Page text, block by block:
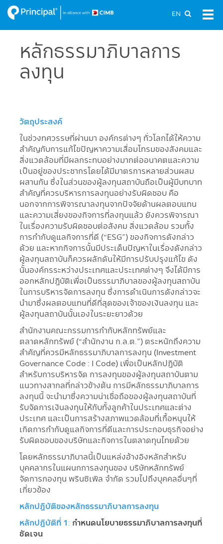
Skip
to
main
EN
หลักธรรมาภิบาลการ
ลงทุน
วัตถุประสงค์
ในช่วงทศวรรษที่ผ่านมา องค์กรต่างๆ ทั่วโลกได้ให้ความ
สำคัญกับการแก้ไขปัญหาความเสื่อมโทรมของสังคมและ
สิ่งแวดล้อมที่มีผลกระทบอย่างมากต่ออนาคตและความ
เป็นอยู่ของประชากรโดยได้มีมาตรการหลายส่วนผสม
ผสานกัน ซึ่งในส่วนของผู้ลงทุนสถาบันถือเป็นผู้มีบทบาท
สำคัญที่ควรบริหารการลงทุนอย่างรับผิดชอบ คือ
นอกจากการพิจารณาลงทุนจากปัจจัยด้านผลตอบแทน
และความเสี่ยงของกิจการที่ลงทุนแล้ว ยังควรพิจารณา
ในเรื่องความรับผิดชอบต่อสังคม สิ่งแวดล้อม รวมทั้ง
การกำกับดูแลกิจการที่ดี (“ESG”) ของกิจการดังกล่าว
ด้วย และหากกิจการนั้นมีประเด็นปัญหาในเรื่องดังกล่าว
ผู้ลงทุนสถาบันก็ควรผลักดันให้มีการปรับปรุงแก้ไข ดัง
นั้นองค์กรระหว่างประเทศและประเทศต่างๆ จึงได้มีการ
ออกหลักปฏิบัติเพื่อเป็นธรรมาภิบาลของผู้ลงทุนสถาบัน
ในการบริหารจัดการลงทุน ซึ่งการดำเนินการดังกล่าวจะ
นำมาซึ่งผลตอบแทนที่ดีที่สุดของเจ้าของเงินลงทุน และ
ผู้ลงทุนสถาบันนั้นเองในระยะยาวด้วย
สำนักงานคณะกรรมการกำกับหลักทรัพย์และ
ตลาดหลักทรัพย์ (“สำนักงาน ก.ล.ต.”) ตระหนักถึงความ
สำคัญที่ควรมีหลักธรรมาภิบาลการลงทุน (Investment
Governance Code : I Code) เพื่อเป็นหลักปฏิบัติ
สำหรับการบริหารจัด การลงทุนของผู้ลงทุนสถาบันตาม
แนวทางสากลที่กล่าวข้างต้น การมีหลักธรรมาภิบาลการ
ลงทุนนี้ จะนำมาซึ่งความน่าเชื่อถือของผู้ลงทุนสถาบันที่
รับจัดการเงินลงทุนให้กับทั้งลูกค้าในประเทศและต่าง
ประเทศ และเป็นการสร้างสภาพแวดล้อมที่เกื้อหนุนให้
เกิดการกำกับดูแลกิจการที่ดีและการประกอบธุรกิจอย่าง
รับผิดชอบของบริษัทและกิจการในตลาดทุนไทยด้วย
โดยหลักธรรมาภิบาลนี้เป็นแหล่งอ้างอิงหลักสำหรับ
บุคคลากรในแผนกการลงทุนของ บริษัทหลักทรัพย์
จัดการกองทุน พรินซิเพิล จำกัด รวมไปถึงบุคคลอื่นๆที่
เกี่ยวข้อง
หลักปฏิบัติของหลักธรรมาภิบาลการลงทุน
หลักปฏิบัติที่ 1: กำหนดนโยบายธรรมาภิบาลการลงทุนที่
ชัดเจน